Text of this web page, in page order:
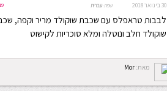
30 בינואר 2018 שפה: עברית
לבבות טראפלס עם שכבת שוקולד מריר וקפה,
שוקולד חלב ונוטלה ומלא סוכריות לקישוט
מאת: Mor